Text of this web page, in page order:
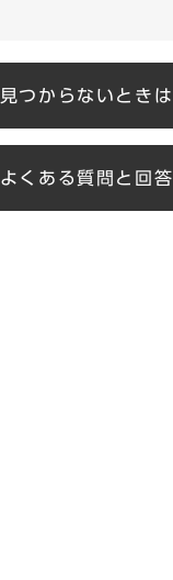
見つからないときは
よくある質問と回答